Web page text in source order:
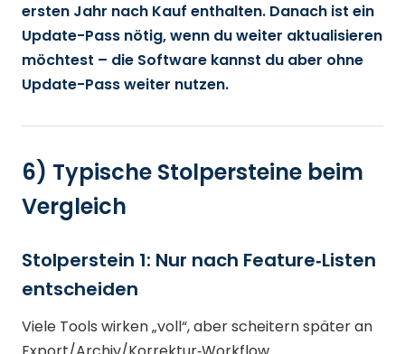
ersten Jahr nach Kauf enthalten. Danach ist ein
Update-Pass nötig, wenn du weiter aktualisieren
möchtest – die Software kannst du aber ohne
Update-Pass weiter nutzen.
6) Typische Stolpersteine beim
Vergleich
Stolperstein 1: Nur nach Feature‑Listen
entscheiden
Viele Tools wirken „voll“, aber scheitern später an